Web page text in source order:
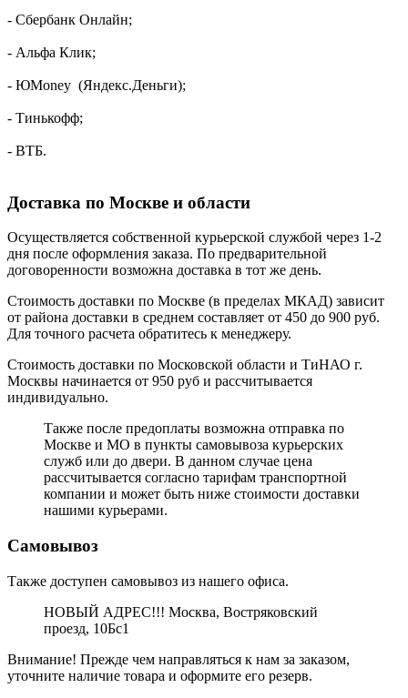
- Сбербанк Онлайн;
- Альфа Клик;
- ЮMoney (Яндекс.Деньги);
- Тинькофф;
- ВТБ.
Доставка по Москве и области
Осуществляется собственной курьерской службой через 1-2
дня после оформления заказа. По предварительной
договоренности возможна доставка в тот же день.
Стоимость доставки по Москве (в пределах МКАД) зависит
от района доставки в среднем составляет от 450 до 900 руб.
Для точного расчета обратитесь к менеджеру.
Стоимость доставки по Московской области и ТиНАО г.
Москвы начинается от 950 руб и рассчитывается
индивидуально.
Также после предоплаты возможна отправка по
Москве и МО в пункты самовывоза курьерских
служб или до двери. В данном случае цена
рассчитывается согласно тарифам транспортной
компании и может быть ниже стоимости доставки
нашими курьерами.
Самовывоз
Также доступен самовывоз из нашего офиса.
НОВЫЙ АДРЕС!!! Москва, Востряковский
проезд, 10Бс1
Внимание! Прежде чем направляться к нам за заказом,
уточните наличие товара и оформите его резерв.